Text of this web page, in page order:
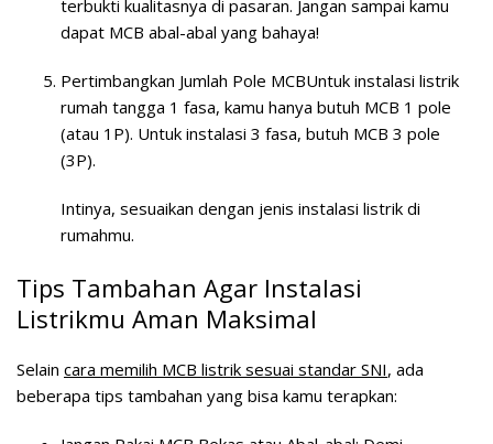
terbukti kualitasnya di pasaran. Jangan sampai kamu
dapat MCB abal-abal yang bahaya!
Pertimbangkan Jumlah Pole MCBUntuk instalasi listrik
rumah tangga 1 fasa, kamu hanya butuh MCB 1 pole
(atau 1P). Untuk instalasi 3 fasa, butuh MCB 3 pole
(3P).
Intinya, sesuaikan dengan jenis instalasi listrik di
rumahmu.
Tips Tambahan Agar Instalasi
Listrikmu Aman Maksimal
Selain cara memilih MCB listrik sesuai standar SNI, ada
beberapa tips tambahan yang bisa kamu terapkan: